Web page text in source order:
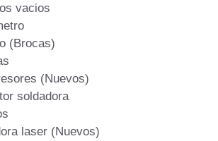
vacios
(Brocas)
(Nuevos)
soldadora
laser (Nuevos)